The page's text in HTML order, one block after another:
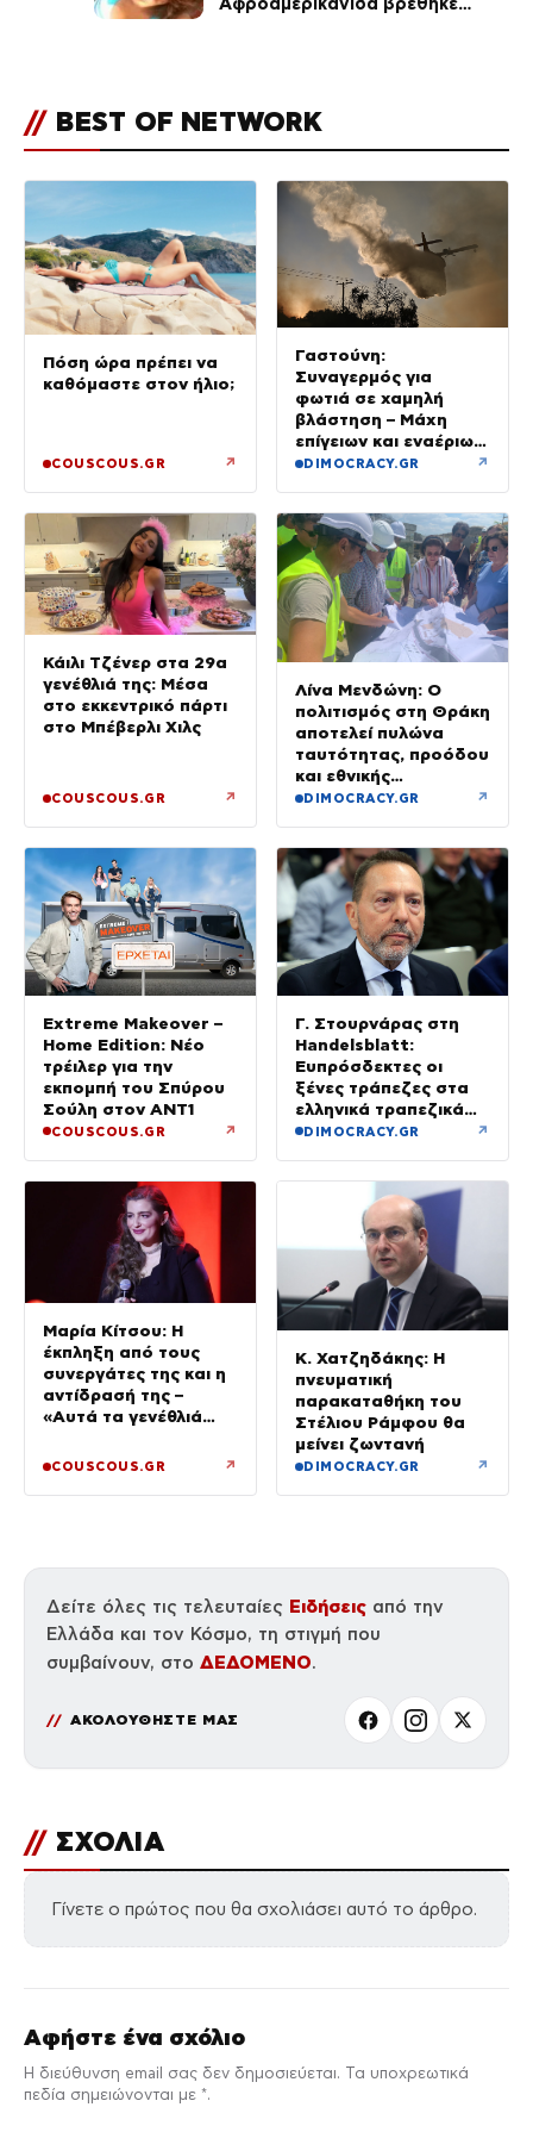
// BEST OF NETWORK
Πόση ώρα πρέπει να
καθόμαστε στον ήλιο;
COUSCOUS.GR ↗
Γαστούνη:
Συναγερμός για
φωτιά σε χαμηλή
βλάστηση – Μάχη
επίγειων και εναέριων
δυνάμεων στην Ηλεία
DIMOCRACY.GR ↗
Κάιλι Τζένερ στα 29α
γενέθλιά της: Μέσα
στο εκκεντρικό πάρτι
στο Μπέβερλι Χιλς
COUSCOUS.GR ↗
Λίνα Μενδώνη: Ο
πολιτισμός στη Θράκη
αποτελεί πυλώνα
ταυτότητας, προόδου
και εθνικής
αυτοπεποίθησης
DIMOCRACY.GR ↗
Extreme Makeover –
Home Edition: Νέο
τρέιλερ για την
εκπομπή του Σπύρου
Σούλη στον ANT1
COUSCOUS.GR ↗
Γ. Στουρνάρας στη
Handelsblatt:
Ευπρόσδεκτες οι
ξένες τράπεζες στα
ελληνικά τραπεζικά
ιδρύματα να
DIMOCRACY.GR ↗
Μαρία Κίτσου: Η
έκπληξη από τους
συνεργάτες της και η
αντίδρασή της –
«Αυτά τα γενέθλιά
COUSCOUS.GR ↗
Κ. Χατζηδάκης: Η
πνευματική
παρακαταθήκη του
Στέλιου Ράμφου θα
μείνει ζωντανή
DIMOCRACY.GR ↗
Δείτε όλες τις τελευταίες Ειδήσεις από την
Ελλάδα και τον Κόσμο, τη στιγμή που
συμβαίνουν, στο ΔΕΔΟΜΕΝΟ.
ΑΚΟΛΟΥΘΗΣΤΕ ΜΑΣ
// ΣΧΟΛΙΑ
Γίνετε ο πρώτος που θα σχολιάσει αυτό το άρθρο.
Αφήστε ένα σχόλιο
Η διεύθυνση email σας δεν δημοσιεύεται. Τα υποχρεωτικά
πεδία σημειώνονται με *.